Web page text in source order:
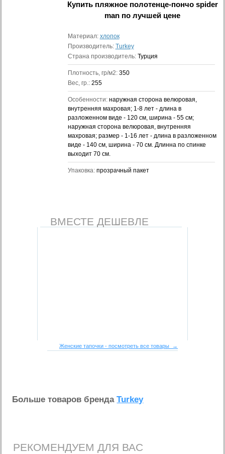
Купить пляжное полотенце-пончо spider
man по лучшей цене
Материал: хлопок
Производитель: Turkey
Страна производитель: Турция
Плотность, гр/м2: 350
Вес, гр.: 255
Особенности: наружная сторона велюровая,
внутренняя махровая; 1-8 лет - длина в
разложенном виде - 120 см, ширина - 55 см;
наружная сторона велюровая, внутренняя
махровая; размер - 1-16 лет - длина в разложенном
виде - 140 см, ширина - 70 см. Длинна по спинке
выходит 70 см.
Упаковка: прозрачный пакет
ВМЕСТЕ ДЕШЕВЛЕ
Женские тапочки - посмотреть все товары →
Больше товаров брендаTurkey
РЕКОМЕНДУЕМ ДЛЯ ВАС